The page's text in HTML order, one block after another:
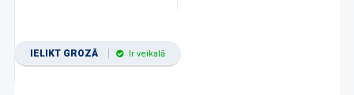
IELIKT GROZĀ Ir veikalā